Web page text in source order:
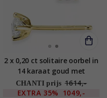
2 x 0,20 ct solitaire oorbel in
14 karaat goud met
diamant
CHANTI prijs 1614,-
EXTRA 35% 1049,-